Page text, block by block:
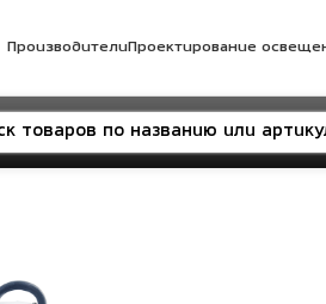
ПроизводителиПроектирование